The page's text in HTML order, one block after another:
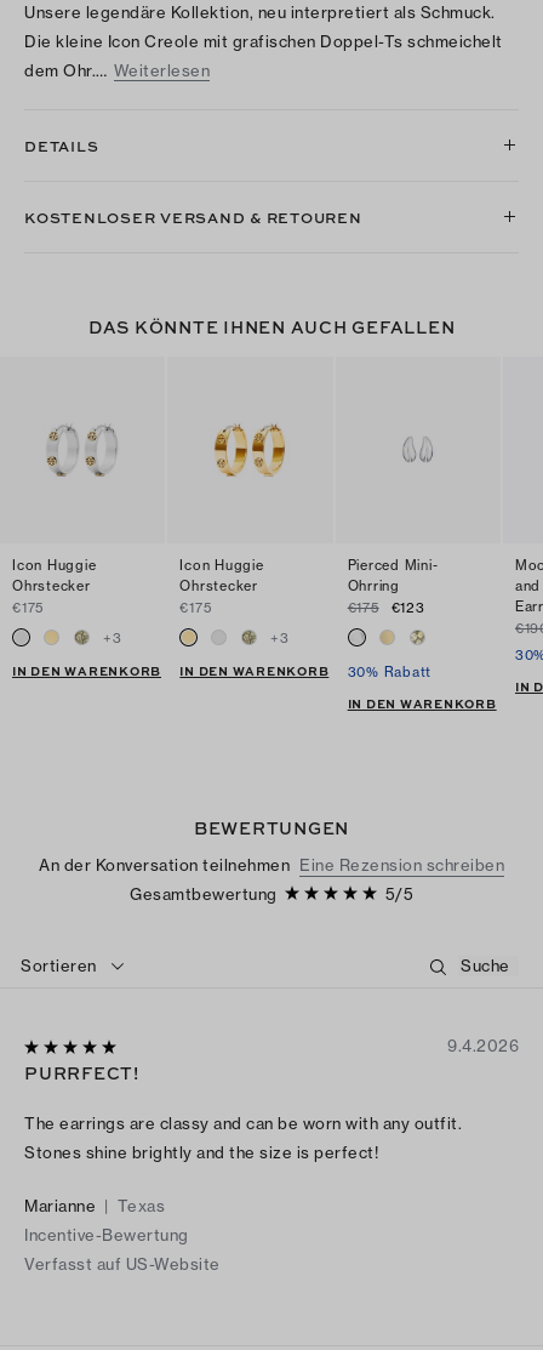
Unsere legendäre Kollektion, neu interpretiert als Schmuck.
Die kleine Icon Creole mit grafischen Doppel-Ts schmeichelt
dem Ohr.… Weiterlesen
DETAILS
KOSTENLOSER VERSAND & RETOUREN
DAS KÖNNTE IHNEN AUCH GEFALLEN
Icon Huggie
Ohrstecker
€175
+3
IN DEN WARENKORB
Icon Huggie
Ohrstecker
€175
+3
IN DEN WARENKORB
Pierced Mini-
Ohrring
€175
€123
30% Rabatt
IN DEN WARENKORB
IN
BEWERTUNGEN
An der Konversation teilnehmen Eine Rezension schreiben
Gesamtbewertung
5/5
Sortieren
9.4.2026
PURRFECT!
The earrings are classy and can be worn with any outfit.
Stones shine brightly and the size is perfect!
Marianne | Texas
Incentive-Bewertung
Verfasst auf US-Website